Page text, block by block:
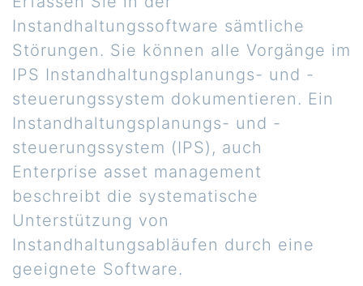
Instandhaltungssoftware sämtliche
Störungen. Sie können alle Vorgänge im
IPS Instandhaltungsplanungs- und -
steuerungssystem dokumentieren. Ein
Instandhaltungsplanungs- und -
steuerungssystem (IPS), auch
Enterprise asset management
beschreibt die systematische
Unterstützung von
Instandhaltungsabläufen durch eine
geeignete Software.